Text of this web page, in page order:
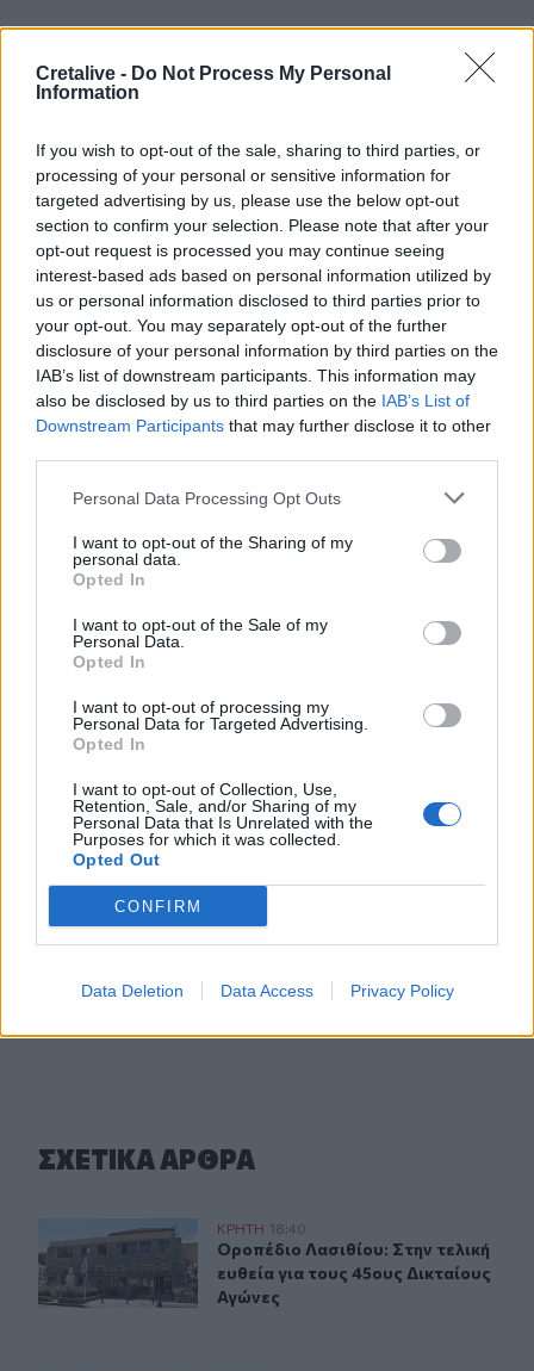
Cretalive - Do Not Process My Personal
Information
If you wish to opt-out of the sale, sharing to third parties, or
processing of your personal or sensitive information for
targeted advertising by us, please use the below opt-out
section to confirm your selection. Please note that after your
opt-out request is processed you may continue seeing
interest-based ads based on personal information utilized by
us or personal information disclosed to third parties prior to
your opt-out. You may separately opt-out of the further
disclosure of your personal information by third parties on the
IAB’s list of downstream participants. This information may
also be disclosed by us to third parties on the IAB’s List of
Downstream Participants that may further disclose it to other
Personal Data Processing Opt Outs
I want to opt-out of the Sharing of my
personal data.
Opted In
I want to opt-out of the Sale of my
Personal Data.
Opted In
I want to opt-out of processing my
Personal Data for Targeted Advertising.
Opted In
I want to opt-out of Collection, Use,
Retention, Sale, and/or Sharing of my
Personal Data that Is Unrelated with the
Purposes for which it was collected.
Opted Out
CONFIRM
Data Deletion Data Access Privacy Policy
Πυρκαγιά σε έκταση με χαμηλή βλάστηση στο
Μαρκόπουλο Αττικής
17:32
Ελληνικός Ερυθρός Σταυρός: Τι πρέπει να περιέχει ένα
φαρμακείο διακοπών
17:24
Aποκαλύψεις σοκ για απειλές θανάτου στο Μουντιάλ:
«Θα ανατινάξω τον Μέσι με τέσσερις βόμβες!»
17:22
Δήμος Πλατανιά: Συνεχίζονται οι καλοκαιρινές
εκδηλώσεις “Πολιτιστικό Καλοκαίρι 2026, 16ο Φεστιβάλ
Γη - Πολιτισμός- Τουρισμός”
Δήμος Ανωγείων: Ένταξη έργου αγροτικής οδοποιίας στο
λόγω πολύ υψηλού κινδύνου πυρκαγιάς
Οι τουαλέτες στην Κνωσό και η μπάρα στο φαράγγι της
Σαμαριάς!
Γ. Πλακιωτάκης: Συνεχίζεται η αναβάθμιση των σχολικών
μονάδων στο Λασίθι
Στο ΥΠΕΝ οι προτάσεις του ΤΕΕ/ΤΑΚ για το μέλλον της
βιομηχανίας στην Κρήτη
ΠΕΡΙΣΣΟΤΕΡΑ
ΣΧΕΤΙΚA AΡΘΡΑ
Οροπέδιο Λασιθίου: Στην τελική ευθεία για τους 45ους
ΚΡΗΤΗ 18:40
Οροπέδιο Λασιθίου: Στην τελική
Οροπέδιο Λασιθίου: Στην τελική
ευθεία για τους 45ους Δικταίους
Αγώνες